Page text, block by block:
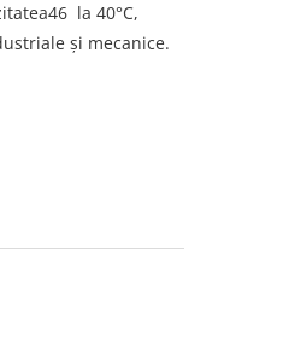
la 40°C,
și mecanice.